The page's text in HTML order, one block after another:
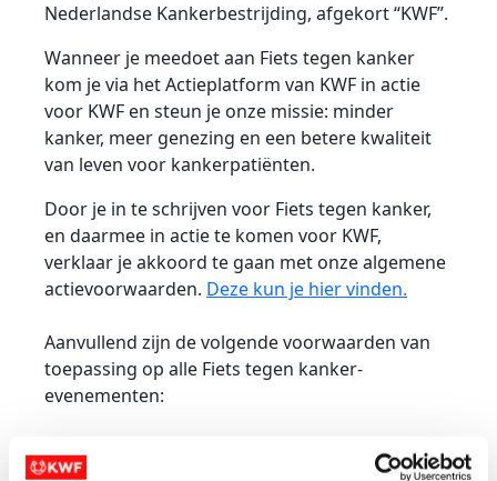
Nederlandse Kankerbestrijding, afgekort “KWF”.
Wanneer je meedoet aan Fiets tegen kanker
kom je via het Actieplatform van KWF in actie
voor KWF en steun je onze missie: minder
kanker, meer genezing en een betere kwaliteit
van leven voor kankerpatiënten.
Door je in te schrijven voor Fiets tegen kanker,
en daarmee in actie te komen voor KWF,
verklaar je akkoord te gaan met onze algemene
actievoorwaarden. Deze kun je hier vinden.
Aanvullend zijn de volgende voorwaarden van
toepassing op alle Fiets tegen kanker-
evenementen: